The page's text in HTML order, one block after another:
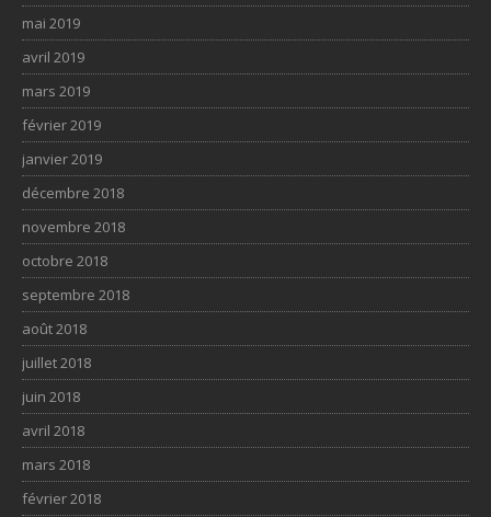
mai 2019
avril 2019
mars 2019
février 2019
janvier 2019
décembre 2018
novembre 2018
octobre 2018
septembre 2018
août 2018
juillet 2018
juin 2018
avril 2018
mars 2018
février 2018